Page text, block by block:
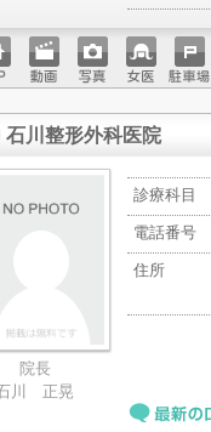
ム
ジ
動画 写真 女医 駐車
石川整形外科医院
院長
川 正晃
診療科目
電話番号
住所